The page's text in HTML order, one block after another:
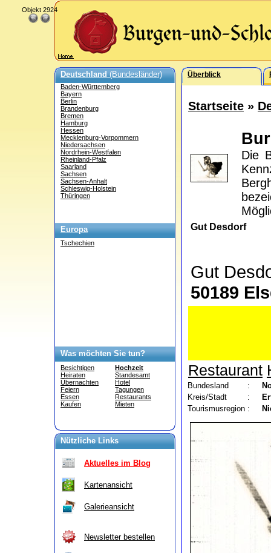
Deutschland(Bundesländer)
Baden-Württemberg
Bayern
Berlin
Brandenburg
Bremen
Hamburg
Hessen
Mecklenburg-Vorpommern
Niedersachsen
Nordrhein-Westfalen
Rheinland-Pfalz
Saarland
Sachsen
Sachsen-Anhalt
Schleswig-Holstein
Thüringen
Europa
Tschechien
Was möchten Sie tun?
Besichtigen
Heiraten
Übernachten
Feiern
Essen
Kaufen
Hochzeit
Standesamt
Hotel
Tagungen
Restaurants
Mieten
Nützliche Links
Aktuelles im Blog
Kartenansicht
Galerieansicht
Newsletter bestellen
Überblick
Startseite »
Die
Gut Desdorf
Gut
50189
Restaurant
Bundesland :
Kreis/Stadt
:
Tourismusregion :
Objekt 2924